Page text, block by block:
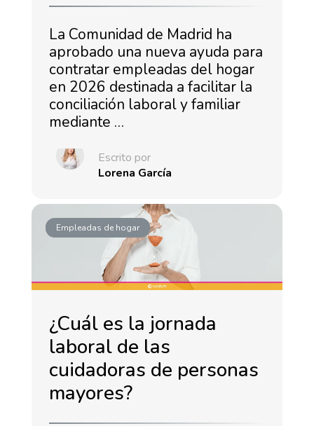
La Comunidad de Madrid ha
aprobado una nueva ayuda para
contratar empleadas del hogar
en 2026 destinada a facilitar la
conciliación laboral y familiar
mediante …
Escrito por
Lorena García
Empleadas de hogar
¿Cuál es la jornada
laboral de las
cuidadoras de personas
mayores?